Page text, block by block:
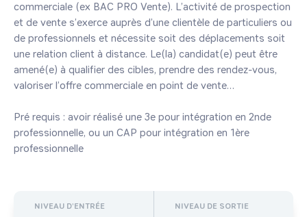
commerciale (ex BAC PRO Vente). L’activité de prospection
et de vente s’exerce auprès d’une clientèle de particuliers ou
de professionnels et nécessite soit des déplacements soit
une relation client à distance. Le(la) candidat(e) peut être
amené(e) à qualifier des cibles, prendre des rendez-vous,
valoriser l’offre commerciale en point de vente…
Pré requis : avoir réalisé une 3e pour intégration en 2nde
professionnelle, ou un CAP pour intégration en 1ère
NIVEAU D'ENTRÉE NIVEAU DE SORTIE